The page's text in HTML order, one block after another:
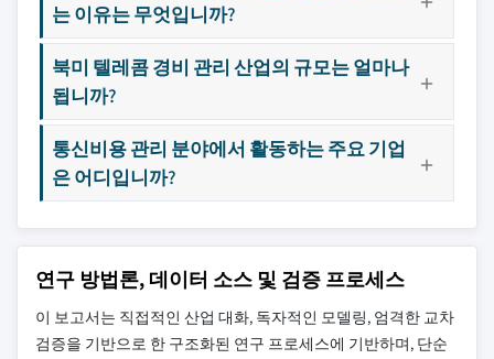
는 이유는 무엇입니까?
북미 텔레콤 경비 관리 산업의 규모는 얼마나
됩니까?
통신비용 관리 분야에서 활동하는 주요 기업
은 어디입니까?
연구 방법론, 데이터 소스 및 검증 프로세스
이 보고서는 직접적인 산업 대화, 독자적인 모델링, 엄격한 교차
검증을 기반으로 한 구조화된 연구 프로세스에 기반하며, 단순